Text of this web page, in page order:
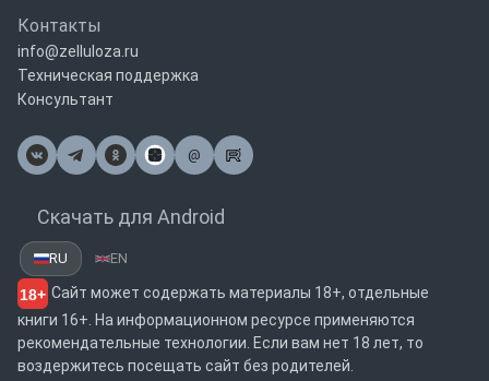
Контакты
info@zelluloza.ru
Техническая поддержка
Консультант
@
Почта
Скачать для Android
RU EN
18+ Сайт может содержать материалы 18+, отдельные
книги 16+. На информационном ресурсе применяются
рекомендательные технологии. Если вам нет 18 лет, то
воздержитесь посещать сайт без родителей.